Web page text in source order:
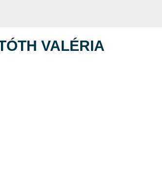
VALÉRIA